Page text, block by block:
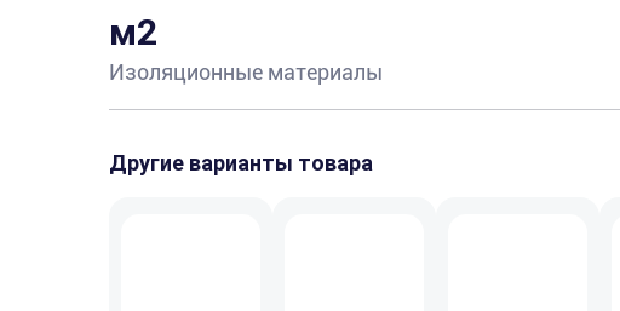
м2
Изоляционные материалы
Другие варианты товара